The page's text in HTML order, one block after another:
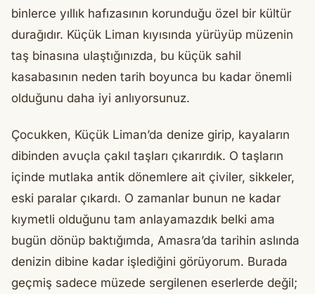
binlerce yıllık hafızasının korunduğu özel bir kültür
durağıdır. Küçük Liman kıyısında yürüyüp müzenin
taş binasına ulaştığınızda, bu küçük sahil
kasabasının neden tarih boyunca bu kadar önemli
olduğunu daha iyi anlıyorsunuz.
Çocukken, Küçük Liman’da denize girip, kayaların
dibinden avuçla çakıl taşları çıkarırdık. O taşların
içinde mutlaka antik dönemlere ait çiviler, sikkeler,
eski paralar çıkardı. O zamanlar bunun ne kadar
kıymetli olduğunu tam anlayamazdık belki ama
bugün dönüp baktığımda, Amasra’da tarihin aslında
denizin dibine kadar işlediğini görüyorum. Burada
geçmiş sadece müzede sergilenen eserlerde değil;